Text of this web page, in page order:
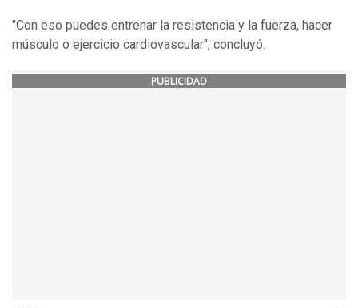
"Con eso puedes entrenar la resistencia y la fuerza, hacer
músculo o ejercicio cardiovascular", concluyó.
PUBLICIDAD